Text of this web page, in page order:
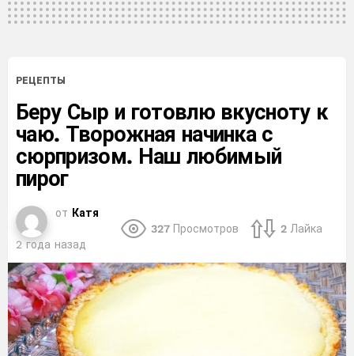
РЕЦЕПТЫ
Беру Сыр и готовлю вкусноту к
чаю. Творожная начинка с
сюрпризом. Наш любимый
пирог
от Катя
2 года назад
327 Просмотров 2 Лайка